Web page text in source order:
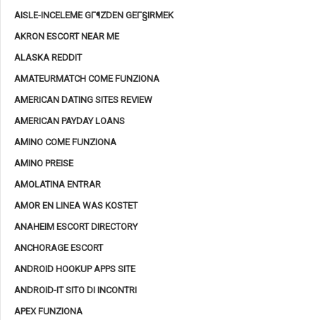
AISLE-INCELEME GГ¶ZDEN GEГ§IRMEK
AKRON ESCORT NEAR ME
ALASKA REDDIT
AMATEURMATCH COME FUNZIONA
AMERICAN DATING SITES REVIEW
AMERICAN PAYDAY LOANS
AMINO COME FUNZIONA
AMINO PREISE
AMOLATINA ENTRAR
AMOR EN LINEA WAS KOSTET
ANAHEIM ESCORT DIRECTORY
ANCHORAGE ESCORT
ANDROID HOOKUP APPS SITE
ANDROID-IT SITO DI INCONTRI
APEX FUNZIONA